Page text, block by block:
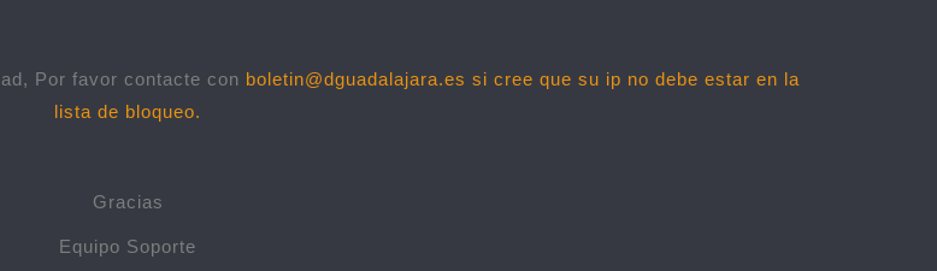
Por favor contacte con boletin@dguadalajara.es si cree que su ip no debe estar en la
lista de bloqueo.
Gracias
Equipo Soporte